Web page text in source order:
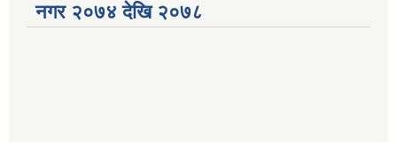
नगर २०७४ देखि २०७८